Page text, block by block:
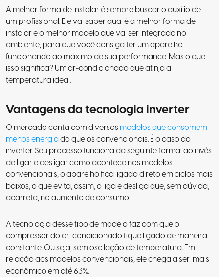
A melhor forma de instalar é sempre buscar o auxílio de
um profissional. Ele vai saber qual é a melhor forma de
instalar e o melhor modelo que vai ser integrado no
ambiente, para que você consiga ter um aparelho
funcionando ao máximo de sua performance. Mas o que
isso significa?Um ar-condicionado que atinja a
temperatura ideal.
Vantagens da tecnologia inverter
O mercado conta com diversos modelos que consomem
menos energiado que os convencionais. É o caso do
inverter. Seu processo funciona da seguinte forma: ao invés
de ligar e desligar como acontece nos modelos
convencionais, o aparelho fica ligado direto em ciclos mais
baixos, o que evita, assim, o liga e desliga que, sem dúvida,
acarreta, no aumento de consumo.
A tecnologia desse tipo de modelo faz com que o
compressor do ar-condicionado fique ligado de maneira
constante. Ou seja, sem oscilação de temperatura. Em
relação aos modelos convencionais, ele chega a ser mais
econômico em até 63%.